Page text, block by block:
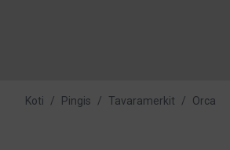
Koti / Pingis / Tavaramerkit / Orca